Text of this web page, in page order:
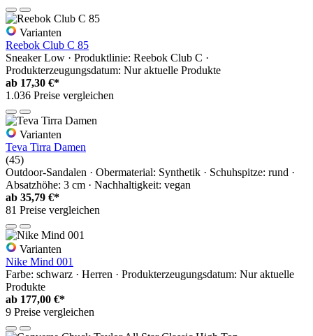
Varianten
Reebok Club C 85
Sneaker Low · Produktlinie: Reebok Club C ·
Produkterzeugungsdatum: Nur aktuelle Produkte
ab 17,30 €*
1.036 Preise vergleichen
Varianten
Teva Tirra Damen
(45)
Outdoor-Sandalen · Obermaterial: Synthetik · Schuhspitze: rund ·
Absatzhöhe: 3 cm · Nachhaltigkeit: vegan
ab 35,79 €*
81 Preise vergleichen
Varianten
Nike Mind 001
Farbe: schwarz · Herren · Produkterzeugungsdatum: Nur aktuelle
Produkte
ab 177,00 €*
9 Preise vergleichen